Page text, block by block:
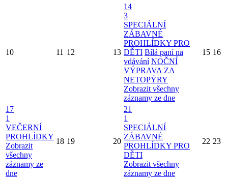
10 11 12 13
14
3
SPECIÁLNÍ
ZÁBAVNÉ
PROHLÍDKY PRO
DĚTI Bílá paní na
vdávání NOČNÍ
VÝPRAVA ZA
NETOPÝRY
Zobrazit všechny
záznamy ze dne
15 16
17
1
VEČERNÍ
PROHLÍDKY
Zobrazit
všechny
záznamy ze
dne
18 19 20
21
1
SPECIÁLNÍ
ZÁBAVNÉ
PROHLÍDKY PRO
DĚTI
Zobrazit všechny
záznamy ze dne
22 23